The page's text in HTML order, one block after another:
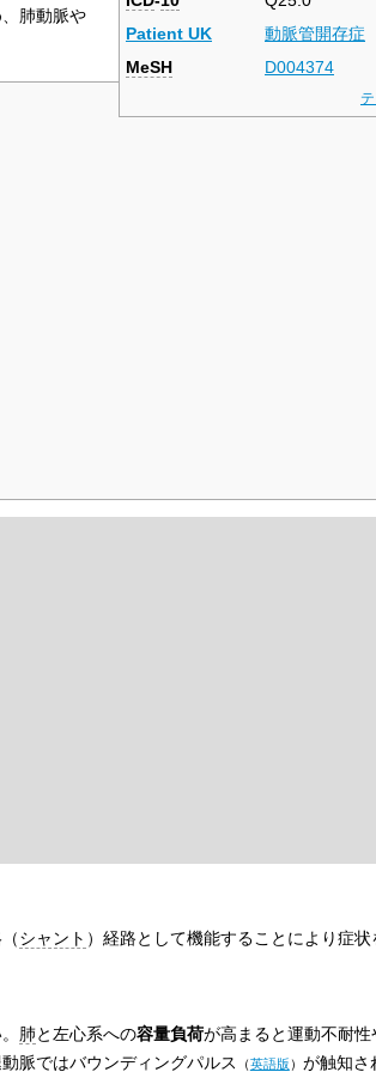
Patient UK
動脈管開存症
MeSH
D004374
肺動脈や
シャント ）経路として機能することにより症状
肺と左心系への容量負荷が高まると運動不耐性
脈ではバウンディングパルス （英語版） が触知さ